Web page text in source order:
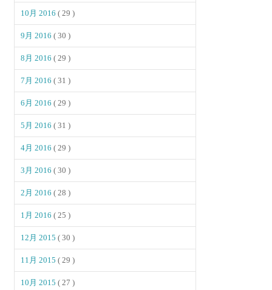
10月 2016( 29 )
9月 2016( 30 )
8月 2016( 29 )
7月 2016( 31 )
6月 2016( 29 )
5月 2016( 31 )
4月 2016( 29 )
3月 2016( 30 )
2月 2016( 28 )
1月 2016( 25 )
12月 2015( 30 )
11月 2015( 29 )
10月 2015( 27 )